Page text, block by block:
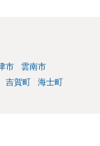
市
雲南市
吉賀町
海士町